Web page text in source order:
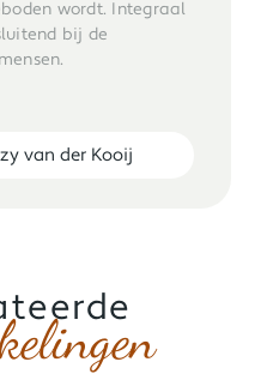
wordt. Integraal
bij de
van der Kooij